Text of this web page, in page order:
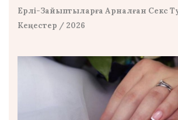
Ерлі-Зайыптыларға Арналған Секс
Кеңестер / 2026